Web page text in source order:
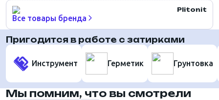
Plitonit
Все товары бренда
Пригодится в работе с затирками
Инструмент Герметик Грунтовка
Мы помним, что вы смотрели